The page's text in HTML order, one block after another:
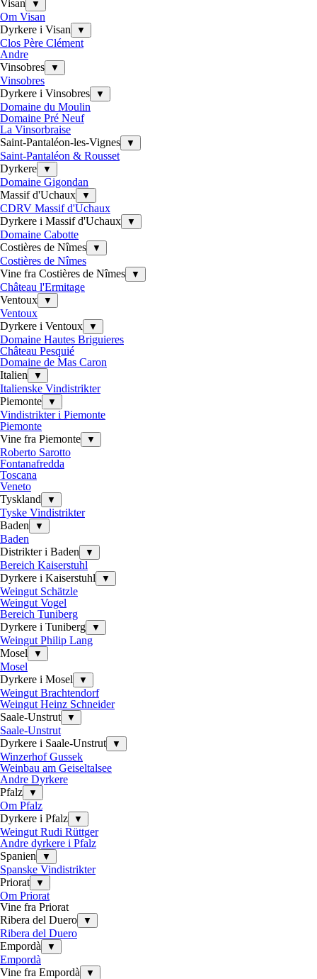
Visan ▼
Om Visan
Dyrkere i Visan
▼
Clos Père Clément
Andre
Vinsobres
▼
Vinsobres
Dyrkere i Vinsobres
▼
Domaine du Moulin
Domaine Pré Neuf
La Vinsorbraise
Saint-Pantaléon-les-Vignes
▼
Saint-Pantaléon & Rousset
Dyrkere
▼
Domaine Gigondan
Massif d'Uchaux
▼
CDRV Massif d'Uchaux
Dyrkere i Massif d'Uchaux
▼
Domaine Cabotte
Costières de Nîmes
▼
Costières de Nîmes
Vine fra Costières de Nîmes
▼
Château l'Ermitage
Ventoux
▼
Ventoux
Dyrkere i Ventoux
▼
Domaine Hautes Briguieres
Château Pesquié
Domaine de Mas Caron
Italien
▼
Italienske Vindistrikter
Piemonte
▼
Vindistrikter i Piemonte
Piemonte
Vine fra Piemonte
▼
Roberto Sarotto
Fontanafredda
Toscana
Veneto
Tyskland
▼
Tyske Vindistrikter
Baden
▼
Baden
Distrikter i Baden
▼
Bereich Kaiserstuhl
Dyrkere i Kaiserstuhl
▼
Weingut Schätzle
Weingut Vogel
Bereich Tuniberg
Dyrkere i Tuniberg
▼
Weingut Philip Lang
Mosel
▼
Mosel
Dyrkere i Mosel
▼
Weingut Brachtendorf
Weingut Heinz Schneider
Saale-Unstrut
▼
Saale-Unstrut
Dyrkere i Saale-Unstrut
▼
Winzerhof Gussek
Weinbau am Geiseltalsee
Andre Dyrkere
Pfalz
▼
Om Pfalz
Dyrkere i Pfalz
▼
Weingut Rudi Rüttger
Andre dyrkere i Pfalz
Spanien
▼
Spanske Vindistrikter
Priorat
▼
Om Priorat
Vine fra Priorat
Ribera del Duero
▼
Ribera del Duero
Empordà
▼
Empordà
Vine fra Empordà
▼